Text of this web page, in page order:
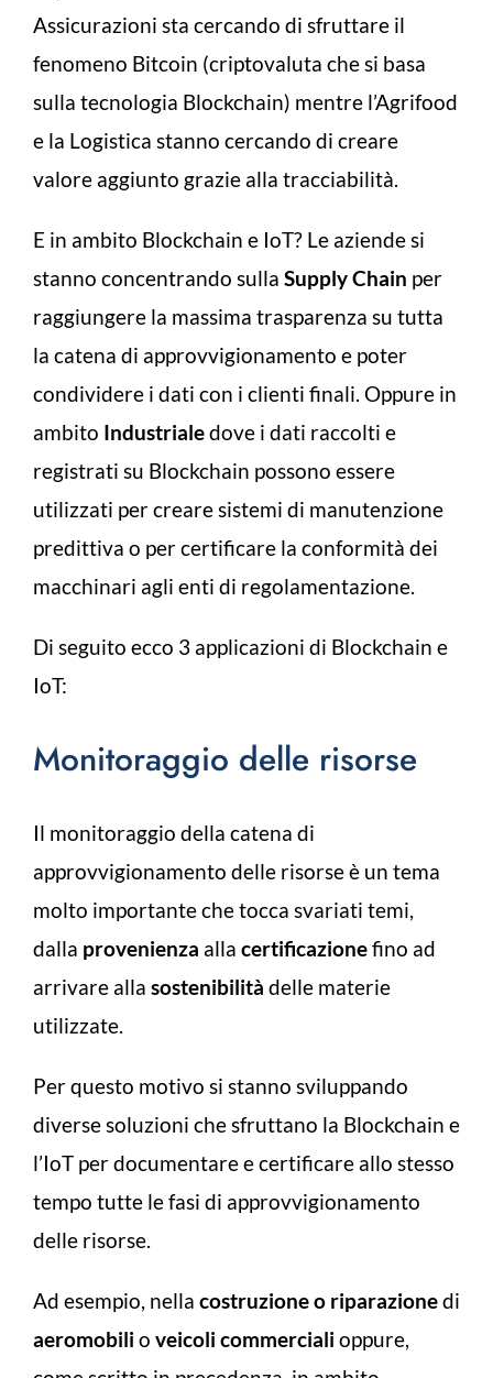
Assicurazioni sta cercando di sfruttare il
fenomeno Bitcoin (criptovaluta che si basa
sulla tecnologia Blockchain) mentre l’Agrifood
e la Logistica stanno cercando di creare
valore aggiunto grazie alla tracciabilità.
E in ambito Blockchain e IoT? Le aziende si
stanno concentrando sulla Supply Chain per
raggiungere la massima trasparenza su tutta
la catena di approvvigionamento e poter
condividere i dati con i clienti finali. Oppure in
ambito Industrialedove i dati raccolti e
registrati su Blockchain possono essere
utilizzati per creare sistemi di manutenzione
predittiva o per certificare la conformità dei
macchinari agli enti di regolamentazione.
Di seguito ecco 3 applicazioni di Blockchain e
IoT:
Monitoraggio delle risorse
Il monitoraggio della catena di
approvvigionamento delle risorse è un tema
molto importante che tocca svariati temi,
dalla provenienza alla certificazionefino ad
arrivare alla sostenibilità delle materie
utilizzate.
Per questo motivo si stanno sviluppando
diverse soluzioni che sfruttano la Blockchain e
l’IoT per documentare e certificare allo stesso
tempo tutte le fasi di approvvigionamento
delle risorse.
Ad esempio, nella costruzione o riparazionedi
aeromobili o veicoli commerciali oppure,